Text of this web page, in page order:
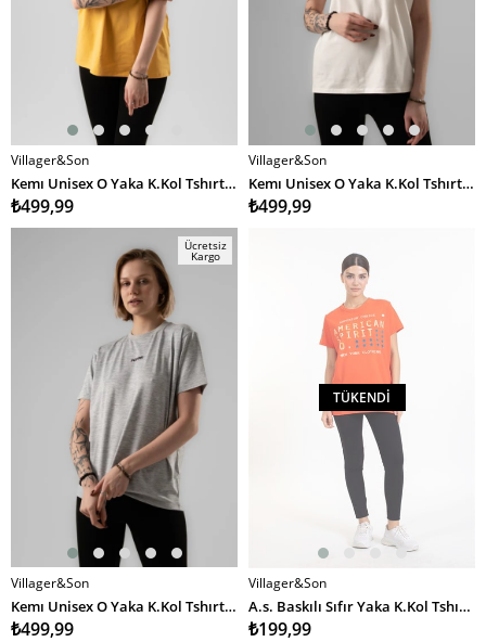
SEPETE EKLE
Villager&Son
Kemı Unisex O Yaka K.Kol Tshırt 26y Kmı SARI
₺499,99
SEPETE EKLE
Villager&Son
Kemı Unisex O Yaka K.Kol Tshırt 26y Kmı KREM
₺499,99
SEPETE EKLE
Ücretsiz
Kargo
Villager&Son
Kemı Unisex O Yaka K.Kol Tshırt 26y Kmı GRİ
₺499,99
TÜKENDI
Villager&Son
A.s. Baskılı Sıfır Yaka K.Kol Tshırt TURUNCU
₺199,99